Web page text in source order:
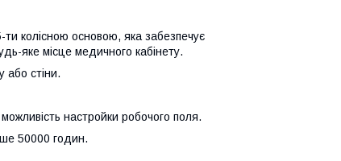
ти колісною основою, яка забезпечує
яке місце медичного кабінету.
або стіни.
настройки робочого поля.
50000 годин.